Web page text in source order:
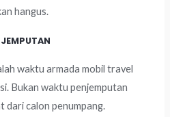
hangus.
waktu armada mobil travel
Bukan waktu penjemputan
dari calon penumpang.